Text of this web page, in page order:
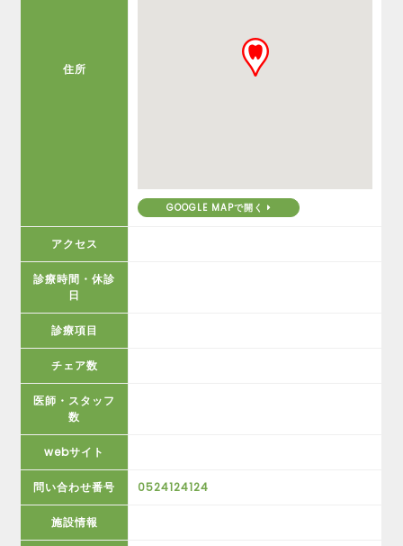
住所
GOOGLE MAPで開く
アクセス
診療時間・休診
日
診療項目
チェア数
医師・スタッフ
数
webサイト
問い合わせ番号 0524124124
施設情報